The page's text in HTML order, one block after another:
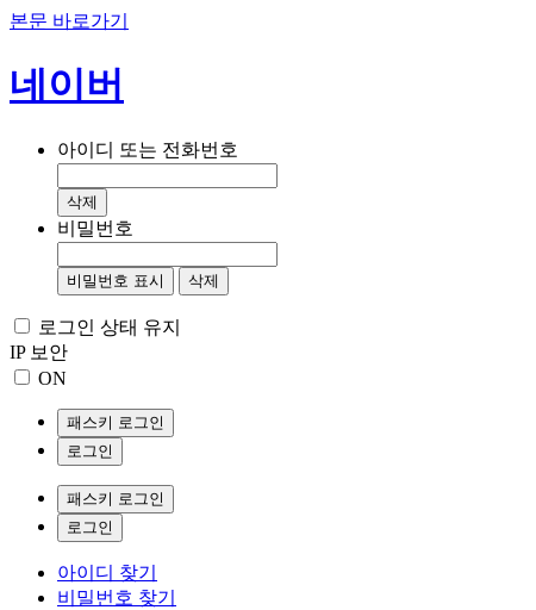
본문 바로가기
네이버
아이디 또는 전화번호
삭제
비밀번호
비밀번호 표시 삭제
로그인 상태 유지
IP 보안
ON
패스키 로그인
로그인
패스키 로그인
로그인
아이디 찾기
비밀번호 찾기